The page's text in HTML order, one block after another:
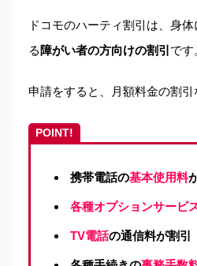
ドコモのハーティ割引は、身
る 障がい者の方向けの割引 です
申請をすると、月額料金の割
POINT!
携帯電話の基本使用料
各種オプションサービ
TV電話の通信料が割引